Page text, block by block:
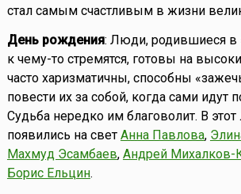
стал самым счастливым в жизни
День рождения: Люди, родившиеся в
к чему-то стремятся, готовы на
часто харизматичны, способны
повести их за собой, когда сами идут
Судьба нередко им благоволит. В
появились на свет Анна Павлова,
Махмуд Эсамбаев, Андрей Михалков-
Борис Ельцин.